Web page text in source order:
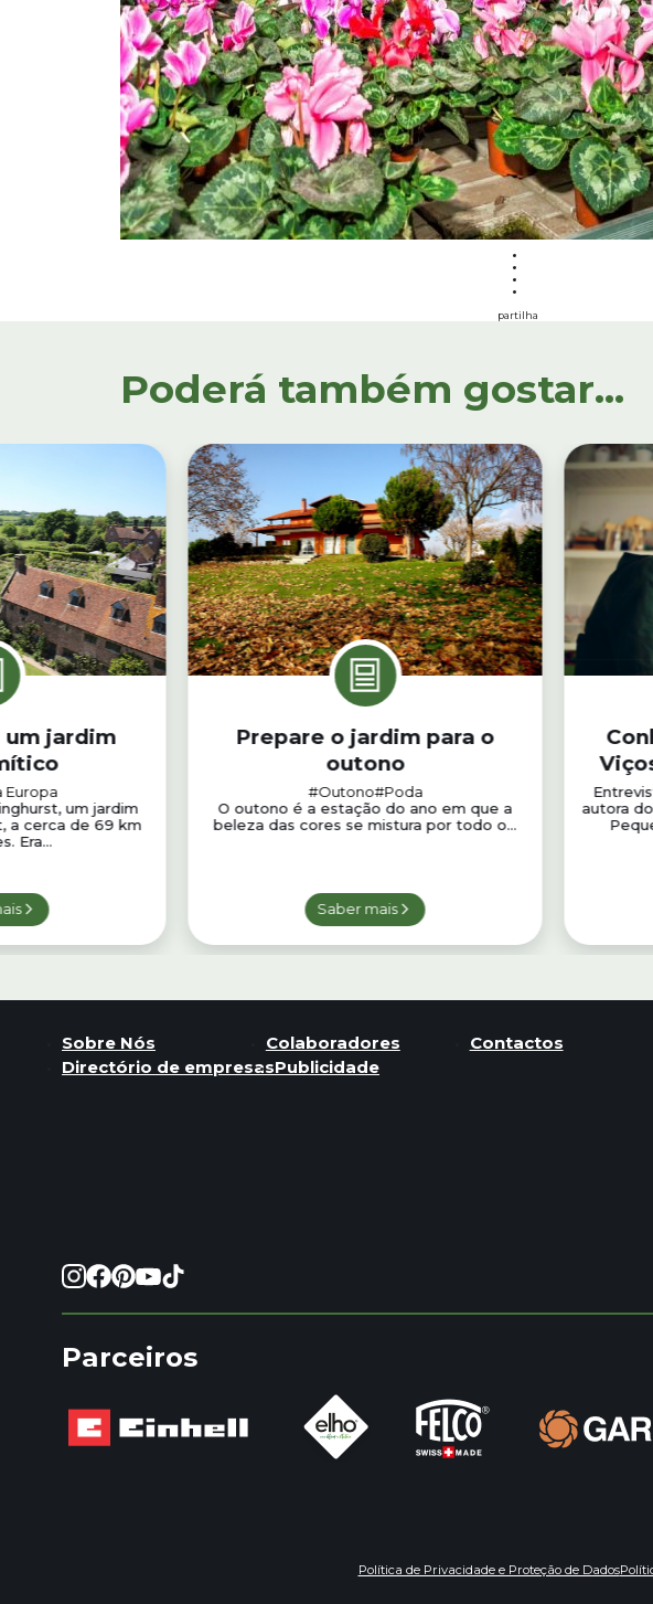
partilha
Poderá também gostar...
um jardim
Europa
um jardim
a cerca de 69 km
Era...
Prepare o jardim para o
outono
#Outono#Poda
O outono é a estação do ano em que a
beleza das cores se mistura por todo o...
Saber mais
autora
Sobre Nós Colaboradores
Contactos
Directório de empresasPublicidade
Parceiros
Política de Privacidade e Proteção de Dados